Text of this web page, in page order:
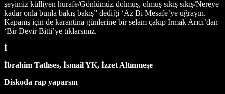
şeyimiz külliyen hurafe/Gönlümüz dolmuş, olmuş sıkış sıkış/Nereye
kadar onla bunla bakış bakış” dediği ‘Az Bi Mesafe’ye uğrayın.
Kapanış için de karantina günlerine bir selam çakıp Irmak Arıcı’dan
‘Bir Devir Bitti’ye tıklarsınız.
İ
İbrahim Tatlıses, İsmail YK, İzzet Altınmeşe
Diskoda rap yaparsın